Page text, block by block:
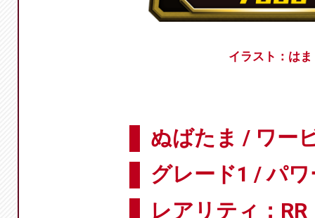
イラスト：はま
ぬばたま / ワー
グレード1 / パ
レアリティ：RR